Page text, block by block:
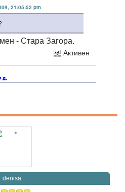
21:05:52 pm
- Стара Загора.
Активен
denisa